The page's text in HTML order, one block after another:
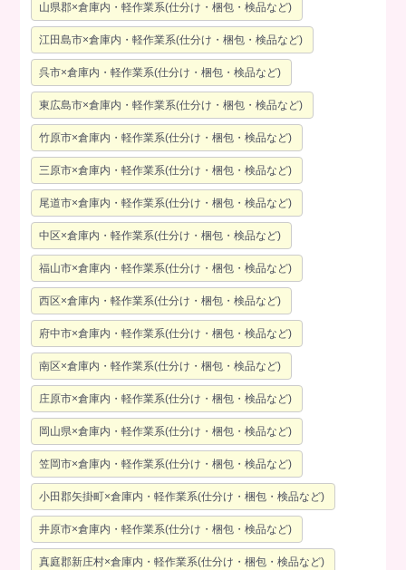
山県郡×倉庫内・軽作業系(仕分け・梱包・検品など)
江田島市×倉庫内・軽作業系(仕分け・梱包・検品など)
呉市×倉庫内・軽作業系(仕分け・梱包・検品など)
東広島市×倉庫内・軽作業系(仕分け・梱包・検品など)
竹原市×倉庫内・軽作業系(仕分け・梱包・検品など)
三原市×倉庫内・軽作業系(仕分け・梱包・検品など)
尾道市×倉庫内・軽作業系(仕分け・梱包・検品など)
中区×倉庫内・軽作業系(仕分け・梱包・検品など)
福山市×倉庫内・軽作業系(仕分け・梱包・検品など)
西区×倉庫内・軽作業系(仕分け・梱包・検品など)
府中市×倉庫内・軽作業系(仕分け・梱包・検品など)
南区×倉庫内・軽作業系(仕分け・梱包・検品など)
庄原市×倉庫内・軽作業系(仕分け・梱包・検品など)
岡山県×倉庫内・軽作業系(仕分け・梱包・検品など)
笠岡市×倉庫内・軽作業系(仕分け・梱包・検品など)
小田郡矢掛町×倉庫内・軽作業系(仕分け・梱包・検品など)
井原市×倉庫内・軽作業系(仕分け・梱包・検品など)
真庭郡新庄村×倉庫内・軽作業系(仕分け・梱包・検品など)